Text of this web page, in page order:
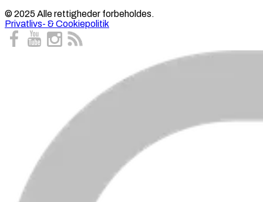
© 2025 Alle rettigheder forbeholdes.
Privatlivs- & Cookiepolitik